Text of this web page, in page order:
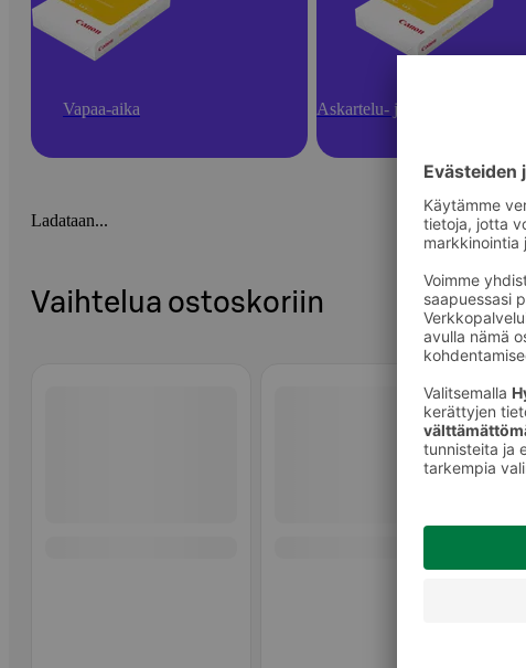
Vapaa-aika Askartelu- ja toimistotarvikkeet
Ladataan...
Vaihtelua ostoskoriin